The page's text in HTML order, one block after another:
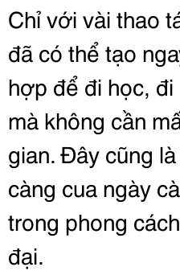
Chỉ với vài thao
đã có thể tạo
hợp để đi học,
mà không cần
gian. Đây cũng
càng cua ngày
trong phong
đại.